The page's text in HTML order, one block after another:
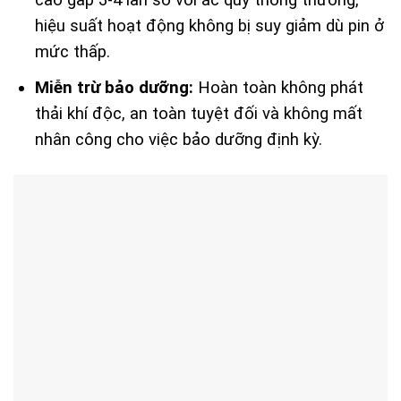
hiệu suất hoạt động không bị suy giảm dù pin ở
mức thấp.
Miễn trừ bảo dưỡng: Hoàn toàn không phát
thải khí độc, an toàn tuyệt đối và không mất
nhân công cho việc bảo dưỡng định kỳ.